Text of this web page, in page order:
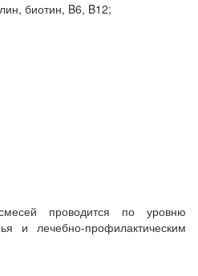
биотин, B6, B12;
проводится по уровню
и лечебно-профилактическим